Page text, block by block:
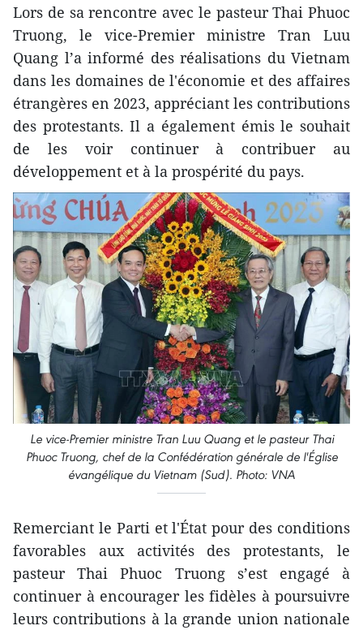
Lors de sa rencontre avec le pasteur Thai Phuoc
Truong, le vice-Premier ministre Tran Luu
Quang l’a informé des réalisations du Vietnam
dans les domaines de l'économie et des affaires
étrangères en 2023, appréciant les contributions
des protestants. Il a également émis le souhait
de les voir continuer à contribuer au
développement et à la prospérité du pays.
Le vice-Premier ministre Tran Luu Quang et le pasteur Thai
Phuoc Truong, chef de la Confédération générale de l'Église
évangélique du Vietnam (Sud). Photo: VNA
Remerciant le Parti et l'État pour des conditions
favorables aux activités des protestants, le
pasteur Thai Phuoc Truong s’est engagé à
continuer à encourager les fidèles à poursuivre
leurs contributions à la grande union nationale